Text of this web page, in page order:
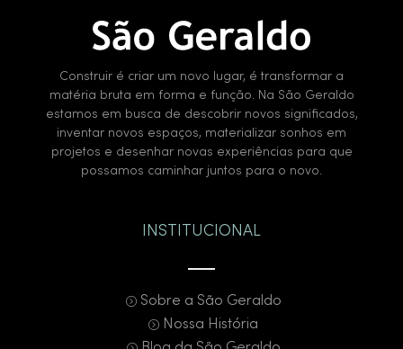
Construir é criar um novo lugar, é transformar a
matéria bruta em forma e função. Na São Geraldo
estamos em busca de descobrir novos significados,
inventar novos espaços, materializar sonhos em
projetos e desenhar novas experiências para que
possamos caminhar juntos para o novo.
INSTITUCIONAL
Sobre a São Geraldo
Nossa História